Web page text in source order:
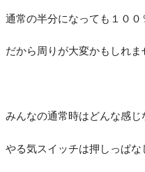
通常の半分になっても１００
だから周りが大変かもしれ
みんなの通常時はどんな感じ
やる気スイッチは押しっぱ